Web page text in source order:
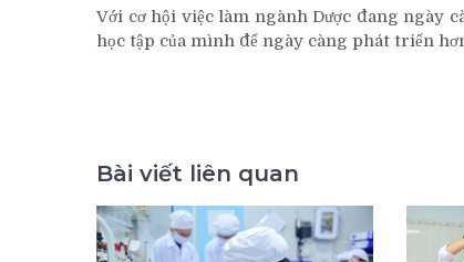
Với cơ hội việc làm ngành Dược đang ngày
học tập của mình để ngày càng phát triển
Bài viết liên quan